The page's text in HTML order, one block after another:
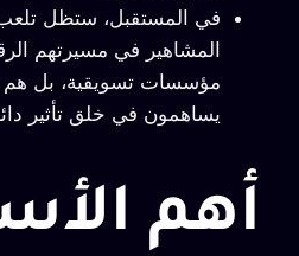
في المستقبل، ستظل
المشاهير في مسيرتهم
مؤسسات تسويقية، بل هم
يساهمون في خلق تأثير
أهم